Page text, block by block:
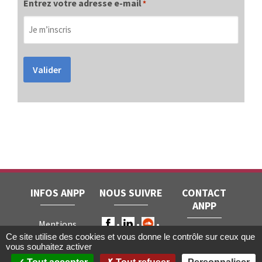
Entrez votre adresse e-mail*
Valider
INFOS ANPP
Mentions
légales RGPD
Contact
NOUS SUIVRE
CONTACT
ANPP
ANPP • 22, rue
Joubert • 75009
Ce site utilise des cookies et vous donne le contrôle sur ceux que
vous souhaitez activer